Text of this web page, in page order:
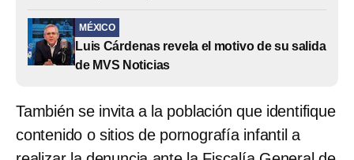
MÉXICO
Luis Cárdenas revela el motivo de su salida
de MVS Noticias
También se invita a la población que identifique
contenido o sitios de pornografía infantil a